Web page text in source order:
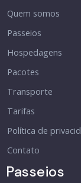
Quem somos
Passeios
Hospedagens
Pacotes
Transporte
Tarifas
Política de
Contato
Passeios